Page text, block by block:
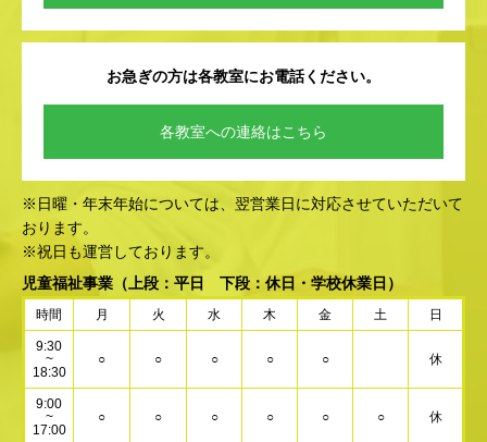
お急ぎの方は各教室にお電話ください。
各教室への連絡はこちら
※日曜・年末年始については、翌営業日に対応させていただいて
おります。
※祝日も運営しております。
児童福祉事業 （上段：平日 下段：休日・学校休業日）
時間 月 火 水 木 金 土 日
9:30
~
18:30
○ ○ ○ ○ ○ 休
9:00
~
17:00
○ ○ ○ ○ ○ ○ 休